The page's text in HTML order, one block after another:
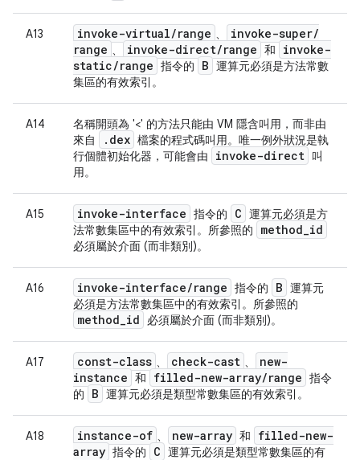
A13 invoke-virtual/range 、 invoke-super/
range 、 invoke-direct/range 和
invoke-
static/range 指令的 B 運算元必須是方法常數
集區的有效索引。
A14
名稱開頭為 '<' 的方法只能由 VM 隱含叫用，而非由
來自
. dex 檔案的程式碼叫用。唯一例外狀況是執
行個體初始化器，可能會由
invoke-direct 叫
用。
A15 invoke-interface 指令的 C 運算元必須是方
法常數集區中的有效索引。所參照的
method_id
必須屬於介面 (而非類別)。
A16 invoke-interface/range 指令的 B 運算元
必須是方法常數集區中的有效索引。所參照的
method_id 必須屬於介面 (而非類別)。
A17 const-class 、 check-cast 、
new-
instance 和 filled-new-array/range 指令
的
B 運算元必須是類型常數集區的有效索引。
A18 instance-of 、 new-array 和
filled-new-
array 指令的 C 運算元必須是類型常數集區的有